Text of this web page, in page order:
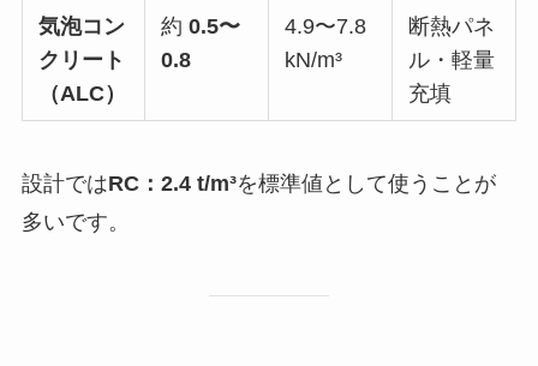
気泡コン
クリート
（ALC）
約0.5〜
0.8
4.9〜7.8
kN/m³
断熱パネ
ル・軽量
充填
設計ではRC：2.4 t/m³を標準値として使うことが
多いです。